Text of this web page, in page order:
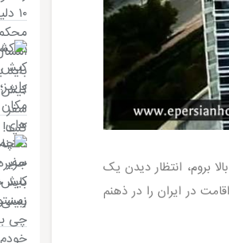
طبقات بالا بروم، انتظار دیدن یک
در ایران را در ذهنم